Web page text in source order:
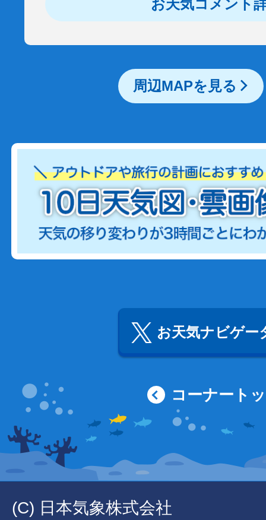
お天気コメント
周辺MAPを見る
お天気ナビゲー
コーナート
(C) 日本気象株式会社